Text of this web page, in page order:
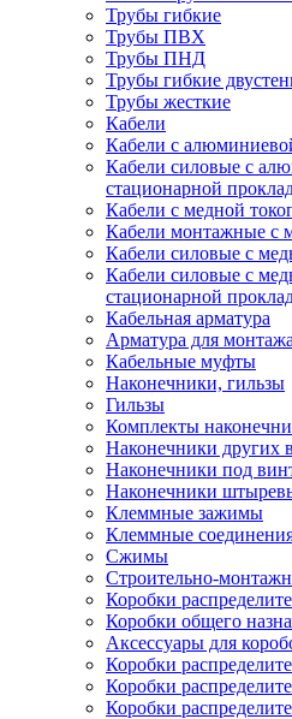
Трубы гибкие
Трубы ПВХ
Трубы ПНД
Трубы гибкие
Трубы жесткие
Кабели
Кабели с
Кабели силовые с
стационарной
Кабели с медной
Кабели монтажные с
Кабели силовые с
Кабели силовые с
стационарной
Кабельная арматура
Арматура для
Кабельные муфты
Наконечники, гильзы
Гильзы
Комплекты
Наконечники других
Наконечники под
Наконечники
Клеммные зажимы
Клеммные
Сжимы
Строительно-
Коробки
Коробки общего
Аксессуары для
Коробки
Коробки
Коробки